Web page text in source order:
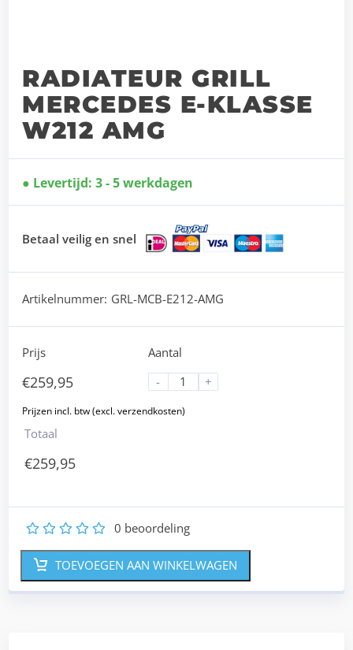
RADIATEUR GRILL
MERCEDES E-KLASSE
W212 AMG
Levertijd: 3 - 5 werkdagen
Betaal veilig en snel
Artikelnummer: GRL-MCB-E212-AMG
Prijs
€259,95
Aantal
-
+
Totaal
€259,95
5
4
3
2 0 beoordeling
TOEVOEGEN AAN WINKELWAGEN